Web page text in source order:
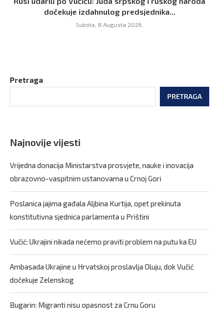
dočekuje izdahnulog predsjednika...
Subota, 8 Augusta 2026,
Pretraga
PRETRAGA
Najnovije vijesti
Vrijedna donacija Ministarstva prosvjete, nauke i inovacija
obrazovno-vaspitnim ustanovama u Crnoj Gori
Poslanica jajima gađala Aljbina Kurtija, opet prekinuta
konstitutivna sjednica parlamenta u Prištini
Vučić: Ukrajini nikada nećemo praviti problem na putu ka EU
Ambasada Ukrajine u Hrvatskoj proslavlja Oluju, dok Vučić
dočekuje Zelenskog
Bugarin: Migranti nisu opasnost za Crnu Goru